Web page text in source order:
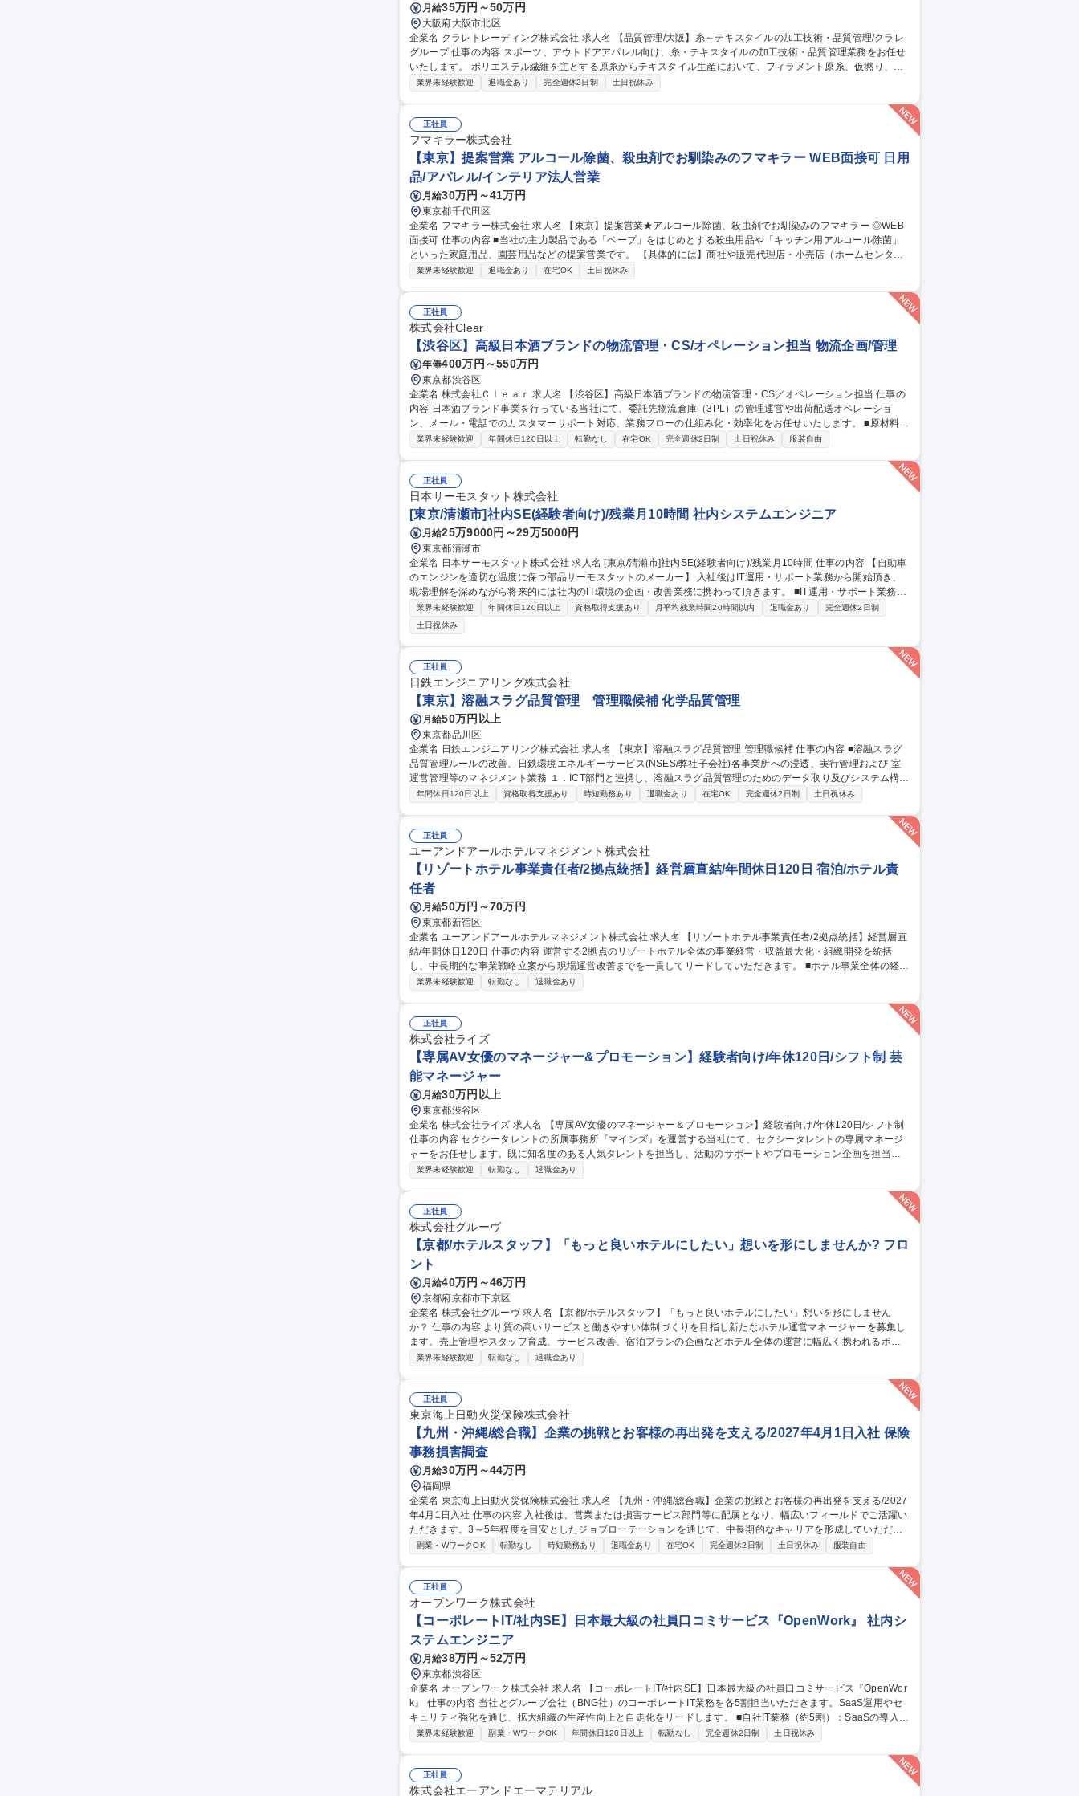
月給35万円～50万円
大阪府大阪市北区
企業名 クラレトレーディング株式会社 求人名 【品質管理/大阪】糸～テキスタイルの加工技術・品質管理/クラレ
グループ 仕事の内容 スポーツ、アウトドアアパレル向け、糸・テキスタイルの加工技術・品質管理業務をお任せ
いたします。 ポリエステル繊維を主とする原糸からテキスタイル生産において、フィラメント原糸、仮撚り、紡
績、織、編、染などの協力外注工場と連携し、加工技術対応や品質管理に従事。 ■出張：主に国内 3回前後/月。海
業界未経験歓迎 退職金あり 完全週休2日制 土日祝休み
正社員
フマキラー株式会社
【東京】提案営業 アルコール除菌、殺虫剤でお馴染みのフマキラー WEB面接可 日用
品/アパレル/インテリア法人営業
月給30万円～41万円
東京都千代田区
企業名 フマキラー株式会社 求人名 【東京】提案営業★アルコール除菌、殺虫剤でお馴染みのフマキラー ◎WEB
面接可 仕事の内容 ■当社の主力製品である「ベープ」をはじめとする殺虫用品や「キッチン用アルコール除菌」
といった家庭用品、園芸用品などの提案営業です。 【具体的には】商社や販売代理店・小売店（ホームセンタ
ー、スーパー ドラッグストア等 ）への本部商談と店頭での販売促進を中心に担っていただきます。市場や販売動
暮らしを守ることに直結するやりがいのある営業です ■弊社は海外でも殺虫剤事業を展開しております。将来的に
は海外営業としてのキャリア構築も可能です。 募集職種 【東京】提案営業★アルコール除菌、殺虫剤でお馴染み
のフマキラー ◎WEB面接可
業界未経験歓迎 退職金あり 在宅OK 土日祝休み
正社員
株式会社Clear
【渋谷区】高級日本酒ブランドの物流管理・CS/オペレーション担当 物流企画/管理
年俸400万円～550万円
東京都渋谷区
企業名 株式会社Ｃｌｅａｒ 求人名 【渋谷区】高級日本酒ブランドの物流管理・CS／オペレーション担当 仕事の
内容 日本酒ブランド事業を行っている当社にて、委託先物流倉庫（3PL）の管理運営や出荷配送オペレーショ
ン、メール・電話でのカスタマーサポート対応、業務フローの仕組み化・効率化をお任せいたします。 ■原材料・
資材等の購買・発注業務および適正な在庫管理・棚卸業務 ■委託先物流倉庫（3PL）の管理・運営および効率的な
理・CS／オペレーション担当
業界未経験歓迎 年間休日120日以上 転勤なし 在宅OK 完全週休2日制 土日祝休み 服装自由
正社員
日本サーモスタット株式会社
[東京/清瀬市]社内SE(経験者向け)/残業月10時間 社内システムエンジニア
月給25万9000円～29万5000円
東京都清瀬市
企業名 日本サーモスタット株式会社 求人名 [東京/清瀬市]社内SE(経験者向け)/残業月10時間 仕事の内容 【自動車
のエンジンを適切な温度に保つ部品サーモスタットのメーカー】 入社後はIT運用・サポート業務から開始頂き、
現場理解を深めながら将来的には社内のIT環境の企画・改善業務に携わって頂きます。 ■IT運用・サポート業務：
PC・IT機器のセットアップ/管理(キッティング)、社内問い合わせ対応(ヘルプデスク)、ソフトウェア導入・運用
(業務ツール等) 、業務運用サポート 、社内IT講習の実施等■IT環境の企画・改善：社内システム・サーバーの構
築・運用 (基幹システム・仮想環境等)、業務効率化ツールの作成・改修及びプログラム対応(AS400/VBScript/RPA
等)、ITインフラの構築・運用、DX推進活動等。 募集職種 [東京/清瀬市]社内SE(経験者向け)/残業月10時間
業界未経験歓迎 年間休日120日以上 資格取得支援あり 月平均残業時間20時間以内 退職金あり
完全週休2日制
土日祝休み
正社員
日鉄エンジニアリング株式会社
【東京】溶融スラグ品質管理 管理職候補 化学品質管理
月給50万円以上
東京都品川区
企業名 日鉄エンジニアリング株式会社 求人名 【東京】溶融スラグ品質管理 管理職候補 仕事の内容 ■溶融スラグ
品質管理ルールの改善、日鉄環境エネルギーサービス(NSES/弊社子会社)各事業所への浸透、実行管理および 室
運営管理等のマネジメント業務 １．ICT部門と連携し、溶融スラグ品質管理のためのデータ取り及びシステム構築
２．NSES本社・各事業所と連携し、弊社が進めるスラグ品質管理業務の落とし込み ３．スラグ品質トラブルが
職種 【東京】溶融スラグ品質管理 管理職候補
年間休日120日以上 資格取得支援あり 時短勤務あり 退職金あり 在宅OK 完全週休2日制 土日祝休み
正社員
ユーアンドアールホテルマネジメント株式会社
【リゾートホテル事業責任者/2拠点統括】経営層直結/年間休日120日 宿泊/ホテル責
任者
月給50万円～70万円
東京都新宿区
企業名 ユーアンドアールホテルマネジメント株式会社 求人名 【リゾートホテル事業責任者/2拠点統括】経営層直
結/年間休日120日 仕事の内容 運営する2拠点のリゾートホテル全体の事業経営・収益最大化・組織開発を統括
し、中長期的な事業戦略立案から現場運営改善までを一貫してリードしていただきます。 ■ホテル事業全体の経営
戦略・事業計画策定・予算/KPI管理 ■総支配人・支配人のマネジメントおよびサービス品質改善 ■ADR/RevPAR向
間休日120日
業界未経験歓迎 転勤なし 退職金あり
正社員
株式会社ライズ
【専属AV女優のマネージャー&プロモーション】経験者向け/年休120日/シフト制 芸
能マネージャー
月給30万円以上
東京都渋谷区
企業名 株式会社ライズ 求人名 【専属AV女優のマネージャー＆プロモーション】経験者向け/年休120日/シフト制
仕事の内容 セクシータレントの所属事務所『マインズ』を運営する当社にて、セクシータレントの専属マネージ
ャーをお任せします。既に知名度のある人気タレントを担当し、活動のサポートやプロモーション企画を担当し
ます。 【業務内容】■プロモーション企画 ■外部関係者との調整 ■現場対応 ■スケジュール管理 ■メンタルケア 等
になる瞬間を特等席で見られる経験はここでしか味わえません ■担当女優が活躍すれば活躍するほど、海外イベン
トの同行やバラエティ出演など普段は見ることができない景色を見ることができます。 募集職種 【専属AV女優の
マネージャー＆プロモーション】経験者向け/年休120日/シフト制
業界未経験歓迎 転勤なし 退職金あり
正社員
株式会社グルーヴ
【京都/ホテルスタッフ】「もっと良いホテルにしたい」想いを形にしませんか? フロ
ント
月給40万円～46万円
京都府京都市下京区
企業名 株式会社グルーヴ 求人名 【京都/ホテルスタッフ】「もっと良いホテルにしたい」想いを形にしません
か？ 仕事の内容 より質の高いサービスと働きやすい体制づくりを目指し新たなホテル運営マネージャーを募集し
ます。売上管理やスタッフ育成、サービス改善、宿泊プランの企画などホテル全体の運営に幅広く携われるポジ
ションです。 ＞＞仕事内容＜＜ ホテル運営全般をお任せします！ ■ホテル全体の運営管理 ■アルバイトスタッフ
上に向けた改善 ■施設/設備の維持管理 ■地域との連携やイベント企画 ■フロント業務のフォロー ■安全/衛生管理 ■
本社との連携 ■備品等の在庫管理/発注業務 ■電話/メール対応 ■清掃業務など 募集職種 【京都/ホテルスタッフ】
「もっと良いホテルにしたい」想いを形にしませんか？
業界未経験歓迎 転勤なし 退職金あり
正社員
東京海上日動火災保険株式会社
【九州・沖縄/総合職】企業の挑戦とお客様の再出発を支える/2027年4月1日入社 保険
事務損害調査
月給30万円～44万円
福岡県
企業名 東京海上日動火災保険株式会社 求人名 【九州・沖縄/総合職】企業の挑戦とお客様の再出発を支える/2027
年4月1日入社 仕事の内容 入社後は、営業または損害サービス部門等に配属となり、幅広いフィールドでご活躍い
ただきます。3～5年程度を目安としたジョブローテーションを通じて、中長期的なキャリアを形成していただき
ます。 以下のコースから1つ選択をいただきます。 1.オープン：営業・損害サービス双方に関心がある方向け。
戦とお客様の再出発を支える/2027年4月1日入社
副業・WワークOK 転勤なし 時短勤務あり 退職金あり 在宅OK 完全週休2日制 土日祝休み 服装自由
正社員
オープンワーク株式会社
【コーポレートIT/社内SE】日本最大級の社員口コミサービス『OpenWork』 社内シ
ステムエンジニア
月給38万円～52万円
東京都渋谷区
企業名 オープンワーク株式会社 求人名 【コーポレートIT/社内SE】日本最大級の社員口コミサービス『OpenWor
k』 仕事の内容 当社とグループ会社（BNG社）のコーポレートIT業務を各5割担当いただきます。SaaS運用やセ
キュリティ強化を通じ、拡大組織の生産性向上と自走化をリードします。 ■自社IT業務（約5割）：SaaSの導入・
運用改善、OA機器管理、ISMS運用等のセキュリティ強化、社内ヘルプデスク。 ■BNG社IT支援（約5割・週2～3
構築・規程整備。 ★出向ではなく親会社のサポートを受けつつ、自身の裁量でIT環境を設計・自走化へ導く新設
業界未経験歓迎 副業・WワークOK 年間休日120日以上 転勤なし 完全週休2日制 土日祝休み
正社員
株式会社エーアンドエーマテリアル